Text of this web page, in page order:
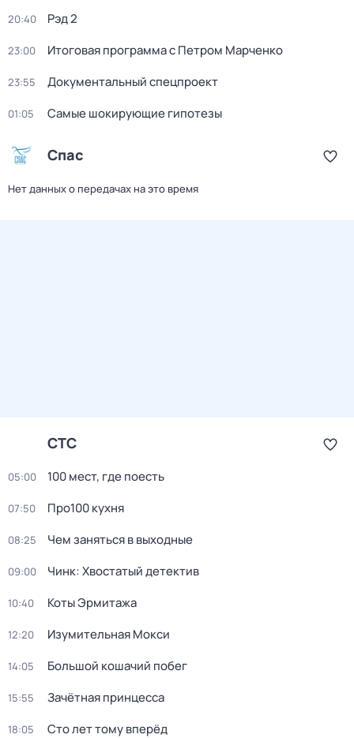
20:40 Рэд 2
23:00 Итоговая программа с Петром Марченко
23:55 Документальный спецпроект
01:05 Самые шoкиpующие гипотезы
Спас
Нет данных о передачах на это время
СТС
05:00 100 мест, где поесть
07:50 Про100 кухня
08:25 Чем заняться в выходные
09:00 Чинк: Хвостатый детектив
10:40 Коты Эрмитажа
12:20 Изумительная Мокси
14:05 Большой кошачий побег
15:55 Зачётная принцесса
18:05 Сто лет тому вперёд